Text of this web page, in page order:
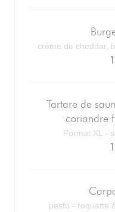
crème de cheddar,
Tartare de
coriandre
Format XL -
pesto - roquette